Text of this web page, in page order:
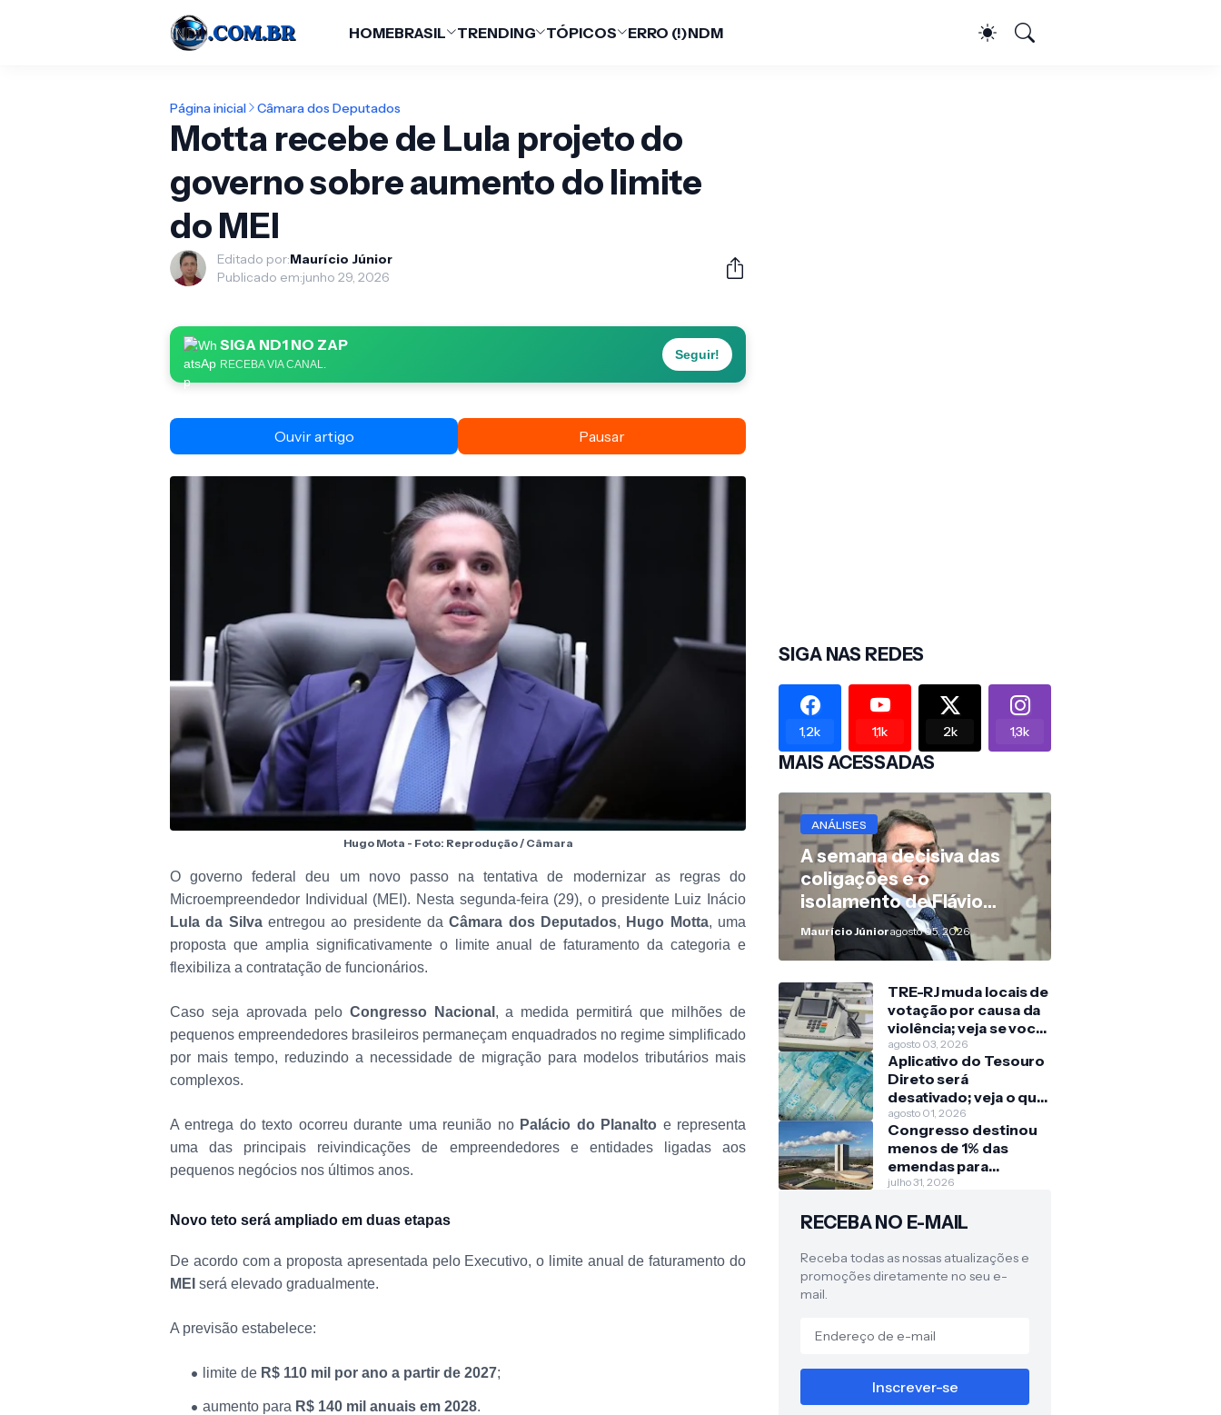
HOMEBRASIL TRENDING TÓPICOS ERRO (!)NDM
Página inicial Câmara dos Deputados
Motta recebe de Lula projeto do
governo sobre aumento do limite
do MEI
Editado por:Maurício Júnior
Publicado em:junho 29, 2026
SIGA ND1 NO ZAP
RECEBA VIA CANAL.
Seguir!
Ouvir artigo Pausar
Hugo Mota - Foto: Reprodução / Câmara
O governo federal deu um novo passo na tentativa de modernizar as regras do
Microempreendedor Individual (MEI). Nesta segunda-feira (29), o presidente Luiz Inácio
Lula da Silvaentregou ao presidente daCâmara dos Deputados, Hugo Motta, uma
proposta que amplia significativamente o limite anual de faturamento da categoria e
flexibiliza a contratação de funcionários.
Caso seja aprovada pelo Congresso Nacional , a medida permitirá que milhões de
pequenos empreendedores brasileiros permaneçam enquadrados no regime simplificado
por mais tempo, reduzindo a necessidade de migração para modelos tributários mais
complexos.
A entrega do texto ocorreu durante uma reunião no Palácio do Planalto e representa
uma das principais reivindicações de empreendedores e entidades ligadas aos
pequenos negócios nos últimos anos.
Novo teto será ampliado em duas etapas
De acordo com a proposta apresentada pelo Executivo, o limite anual de faturamento do
MEI será elevado gradualmente.
A previsão estabelece:
limite de R$ 110 mil por ano a partir de 2027;
aumento para R$ 140 mil anuais em 2028.
SIGA NAS REDES
1,2k 1,1k 2k 1,3k
MAIS ACESSADAS
ANÁLISES
A semana decisiva das
coligações e o
isolamento de Flávio
Bolsonaro
Maurício Júnioragosto 05, 2026
TRE-RJ muda locais de
votação por causa da
violência; veja se você
será afetado
agosto 03, 2026
Aplicativo do Tesouro
Direto será
desativado; veja o que
muda para quem
investe
agosto 01, 2026
Congresso destinou
menos de 1% das
emendas para
crianças e
últimos três anos
julho 31, 2026
RECEBA NO E-MAIL
Receba todas as nossas atualizações e
promoções diretamente no seu e-
mail.